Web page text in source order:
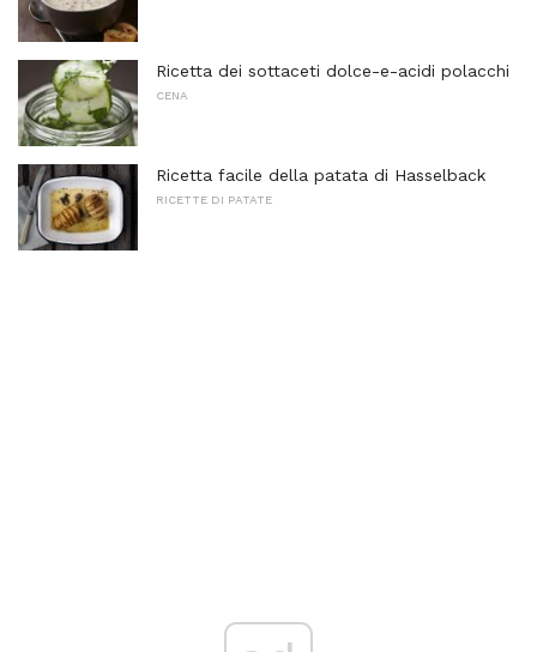
Ricetta dei sottaceti dolce-e-acidi polacchi
CENA
Ricetta facile della patata di Hasselback
RICETTE DI PATATE